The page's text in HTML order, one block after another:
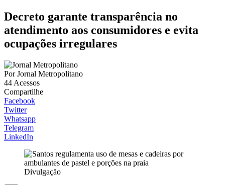
Decreto garante transparência no
atendimento aos consumidores e evita
ocupações irregulares
PorJornal Metropolitano
44 Acessos
Compartilhe
Facebook
Twitter
Whatsapp
Telegram
LinkedIn
Divulgação